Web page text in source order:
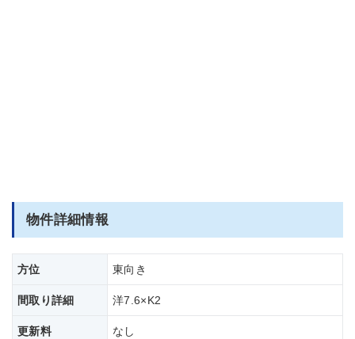
物件詳細情報
方位 東向き
間取り詳細 洋7.6×K2
更新料 なし